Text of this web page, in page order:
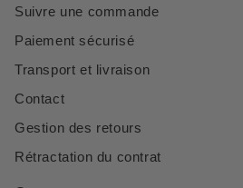
Suivre une commande
Paiement sécurisé
Transport et livraison
Contact
Gestion des retours
Rétractation du contrat